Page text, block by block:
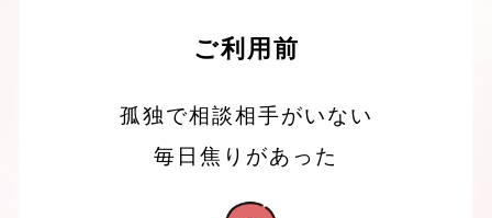
ご利用前
孤独で相談相手がいない
毎日焦りがあった